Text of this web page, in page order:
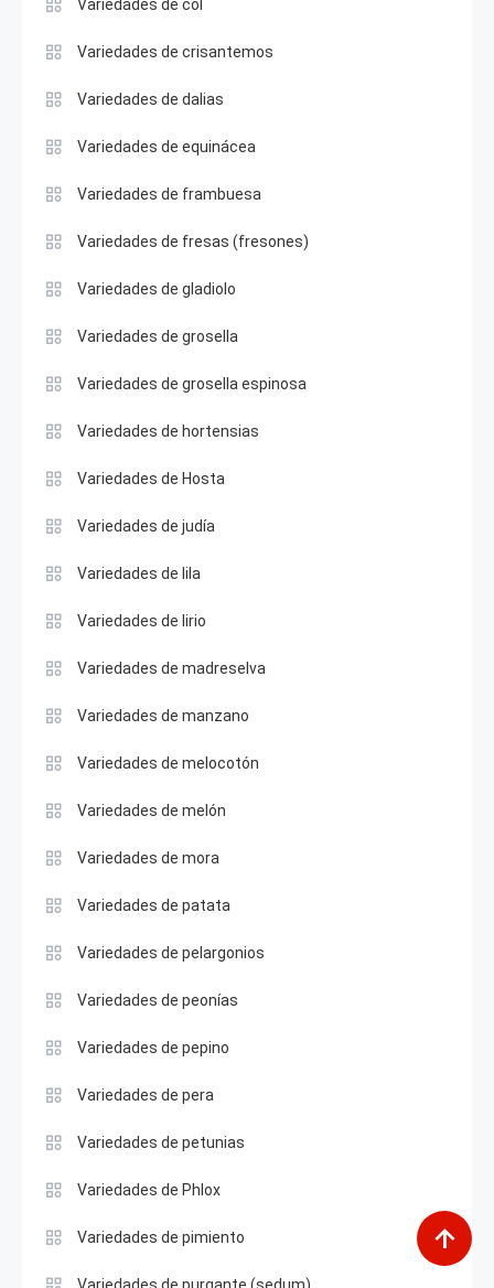
Variedades de col
Variedades de crisantemos
Variedades de dalias
Variedades de equinácea
Variedades de frambuesa
Variedades de fresas (fresones)
Variedades de gladiolo
Variedades de grosella
Variedades de grosella espinosa
Variedades de hortensias
Variedades de Hosta
Variedades de judía
Variedades de lila
Variedades de lirio
Variedades de madreselva
Variedades de manzano
Variedades de melocotón
Variedades de melón
Variedades de mora
Variedades de patata
Variedades de pelargonios
Variedades de peonías
Variedades de pepino
Variedades de pera
Variedades de petunias
Variedades de Phlox
Variedades de pimiento